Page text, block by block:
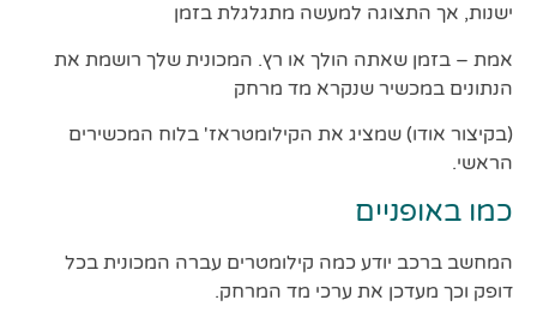
ישנות, אך התצוגה למעשה מתגלגלת בזמן
אמת – בזמן שאתה הולך או רץ. המכונית שלך רושמת את
הנתונים במכשיר שנקרא מד מרחק
(בקיצור אודו) שמציג את הקילומטראז' בלוח המכשירים
הראשי.
כמו באופניים
המחשב ברכב יודע כמה קילומטרים עברה המכונית בכל
דופק וכך מעדכן את ערכי מד המרחק.